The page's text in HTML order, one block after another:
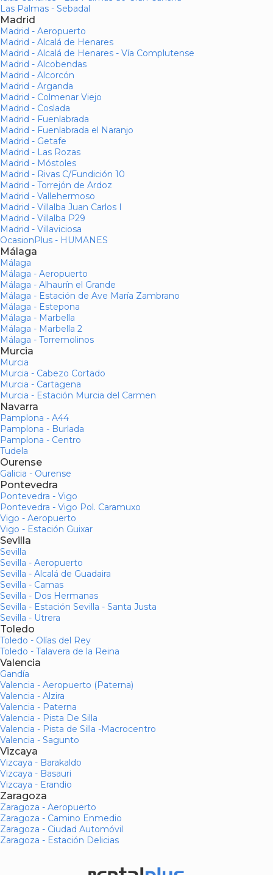
Las Palmas - Sebadal
Madrid
Madrid - Aeropuerto
Madrid - Alcalá de Henares
Madrid - Alcalá de Henares - Vía Complutense
Madrid - Alcobendas
Madrid - Alcorcón
Madrid - Arganda
Madrid - Colmenar Viejo
Madrid - Coslada
Madrid - Fuenlabrada
Madrid - Fuenlabrada el Naranjo
Madrid - Getafe
Madrid - Las Rozas
Madrid - Móstoles
Madrid - Rivas C/Fundición 10
Madrid - Torrejón de Ardoz
Madrid - Vallehermoso
Madrid - Villalba Juan Carlos I
Madrid - Villalba P29
Madrid - Villaviciosa
OcasionPlus - HUMANES
Málaga
Málaga
Málaga - Aeropuerto
Málaga - Alhaurín el Grande
Málaga - Estación de Ave María Zambrano
Málaga - Estepona
Málaga - Marbella
Málaga - Marbella 2
Málaga - Torremolinos
Murcia
Murcia
Murcia - Cabezo Cortado
Murcia - Cartagena
Murcia - Estación Murcia del Carmen
Navarra
Pamplona - A44
Pamplona - Burlada
Pamplona - Centro
Tudela
Ourense
Galicia - Ourense
Pontevedra
Pontevedra - Vigo
Pontevedra - Vigo Pol. Caramuxo
Vigo - Aeropuerto
Vigo - Estación Guixar
Sevilla
Sevilla
Sevilla - Aeropuerto
Sevilla - Alcalá de Guadaira
Sevilla - Camas
Sevilla - Dos Hermanas
Sevilla - Estación Sevilla - Santa Justa
Sevilla - Utrera
Toledo
Toledo - Olías del Rey
Toledo - Talavera de la Reina
Valencia
Gandía
Valencia - Aeropuerto (Paterna)
Valencia - Alzira
Valencia - Paterna
Valencia - Pista De Silla
Valencia - Pista de Silla -Macrocentro
Valencia - Sagunto
Vizcaya
Vizcaya - Barakaldo
Vizcaya - Basauri
Vizcaya - Erandio
Zaragoza
Zaragoza - Aeropuerto
Zaragoza - Camino Enmedio
Zaragoza - Ciudad Automóvil
Zaragoza - Estación Delicias